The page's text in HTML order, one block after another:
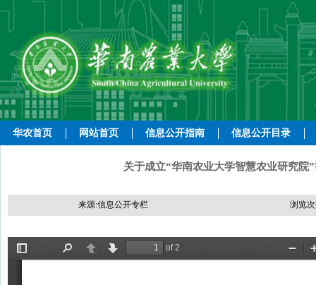
华农首页 网站首页 信息公开指南 信息公开目录
关于成立“华南农业大学智慧农业研究院
来源:信息公开专栏 浏览